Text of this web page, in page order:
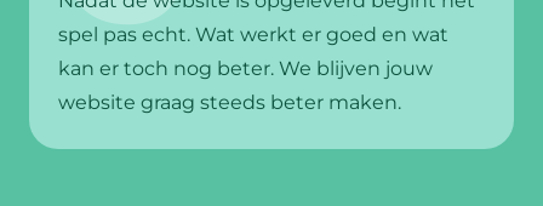
spel pas echt. Wat werkt er goed en wat
kan er toch nog beter. We blijven jouw
website graag steeds beter maken.